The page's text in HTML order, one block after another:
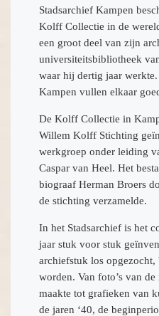
Stadsarchief Kampen
Kolff Collectie in de
een groot deel van zijn
universiteitsbibliotheek
waar hij dertig jaar
Kampen vullen elkaar
De Kolff Collectie in
Willem Kolff Stichting
werkgroep onder leiding
Caspar van Heel. Het
biograaf Herman Broers
de stichting verzamelde.
In het Stadsarchief is het
jaar stuk voor stuk
archiefstuk los opgezocht,
worden. Van foto’s van
maakte tot grafieken van
de jaren ‘40, de